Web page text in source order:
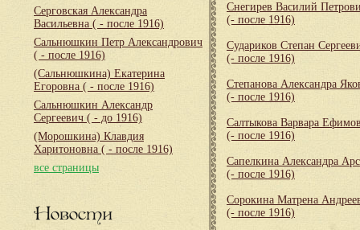
Серговская Александра
Васильевна ( - после 1916)
Сальнюшкин Петр Александрович
( - после 1916)
(Сальнюшкина) Екатерина
Егоровна ( - после 1916)
Сальнюшкин Александр
Сергеевич ( - до 1916)
(Морошкина) Клавдия
Харитоновна ( - после 1916)
все страницы
Новости
Снегирев Василий
(- после 1916)
Судариков Степан
(- после 1916)
Степанова Александра
(- после 1916)
Салтыкова Варвара
(- после 1916)
Сапелкина Александра
(- после 1916)
Сорокина Матрена
(- после 1916)